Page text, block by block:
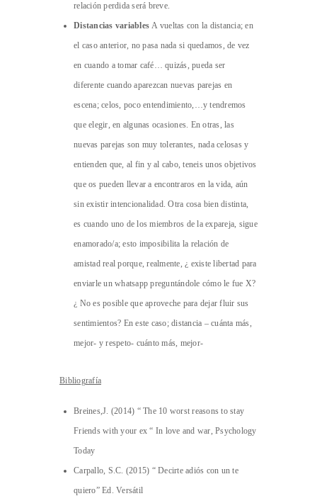
relación perdida será breve.
Distancias variablesA vueltas con la distancia; en
el caso anterior, no pasa nada si quedamos, de vez
en cuando a tomar café… quizás, pueda ser
diferente cuando aparezcan nuevas parejas en
escena; celos, poco entendimiento,…y tendremos
que elegir, en algunas ocasiones. En otras, las
nuevas parejas son muy tolerantes, nada celosas y
entienden que, al fin y al cabo, teneis unos objetivos
que os pueden llevar a encontraros en la vida, aún
sin existir intencionalidad. Otra cosa bien distinta,
es cuando uno de los miembros de la expareja, sigue
enamorado/a; esto imposibilita la relación de
amistad real porque, realmente, ¿ existe libertad para
enviarle un whatsapp preguntándole cómo le fue X?
¿ No es posible que aproveche para dejar fluir sus
sentimientos? En este caso; distancia – cuánta más,
mejor- y respeto- cuánto más, mejor-
Bibliografía
Breines,J. (2014) “ The 10 worst reasons to stay
Friends with your ex “ In love and war, Psychology
Today
Carpallo, S.C. (2015) “ Decirte adiós con un te
quiero” Ed. Versátil